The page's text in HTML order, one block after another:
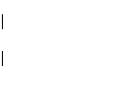
|
|